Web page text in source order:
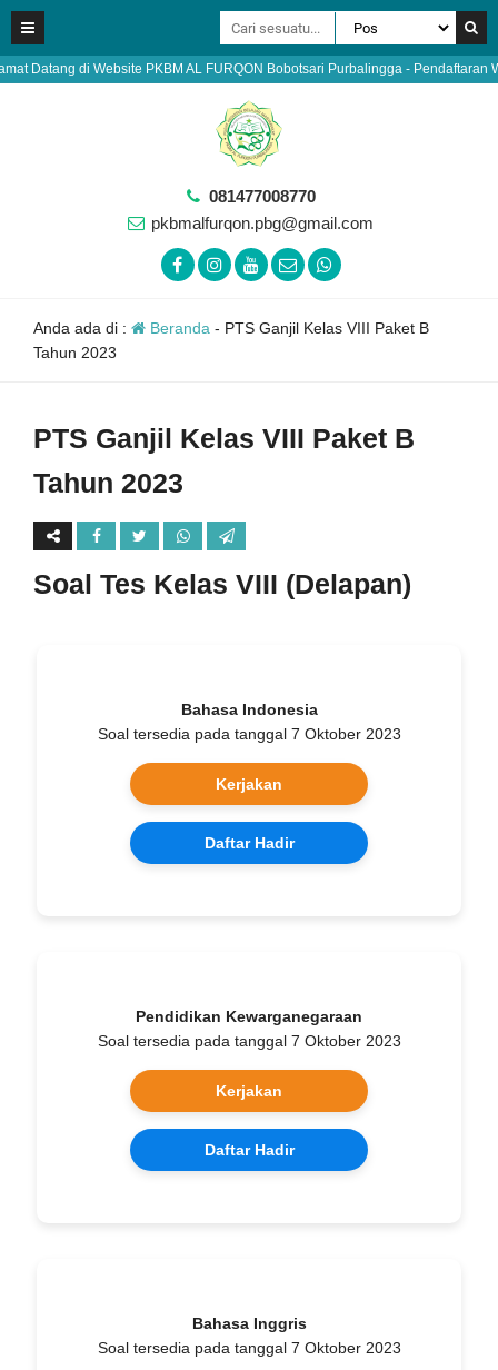
Datang di Website PKBM AL FURQON Bobotsari Purbalingga - Pendaftaran
081477008770
pkbmalfurqon.pbg@gmail.com
Anda ada di : Beranda - PTS Ganjil Kelas VIII Paket B
Tahun 2023
PTS Ganjil Kelas VIII Paket B
Tahun 2023
Soal Tes Kelas VIII (Delapan)
Bahasa Indonesia
Soal tersedia pada tanggal 7 Oktober 2023
Kerjakan
Daftar Hadir
Pendidikan Kewarganegaraan
Soal tersedia pada tanggal 7 Oktober 2023
Kerjakan
Daftar Hadir
Bahasa Inggris
Soal tersedia pada tanggal 7 Oktober 2023